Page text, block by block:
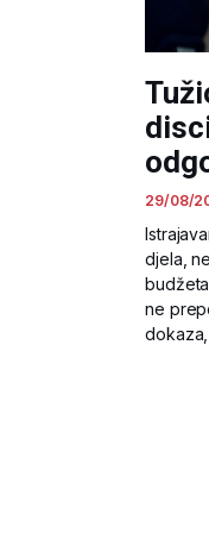
29/08/
djela,
ne